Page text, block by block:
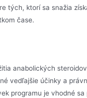
tých, ktorí sa snažia
čase.
anabolických
vedľajšie účinky a
programu je vhodné sa